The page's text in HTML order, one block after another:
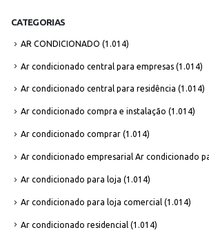
CATEGORIAS
AR CONDICIONADO (1.014)
Ar condicionado central para empresas (1.014)
Ar condicionado central para residência (1.014)
Ar condicionado compra e instalação (1.014)
Ar condicionado comprar (1.014)
Ar condicionado empresarial Ar condicionado
Ar condicionado para loja (1.014)
Ar condicionado para loja comercial (1.014)
Ar condicionado residencial (1.014)